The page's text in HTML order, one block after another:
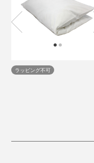
ラッピング不可